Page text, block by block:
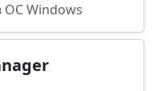
ОС Windows